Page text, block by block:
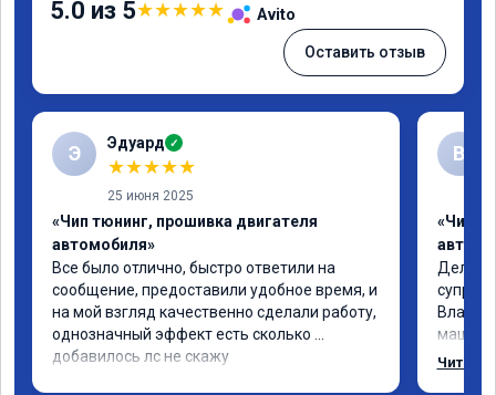
5.0 из 5★★★★★ Avito
Оставить отзыв
Э Эдуард ✓
★★★★★
25 июня 2025
«Чип тюнинг, прошивка двигателя
автомобиля»
Все было отлично, быстро ответили на
сообщение, предоставили удобное время, и
на мой взгляд качественно сделали работу,
однозначный эффект есть сколько
добавилось лс не скажу
В
«Чип
Делал
машина
Читать